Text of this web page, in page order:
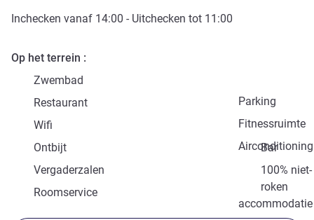
Inchecken vanaf 14:00 - Uitchecken tot 11:00
Op het terrein
Zwembad
Parking
Restaurant
Fitnessruimte
Wifi
Airconditioning
Ontbijt
Bar
Vergaderzalen
100% niet-
roken
accommodatie
Roomservice